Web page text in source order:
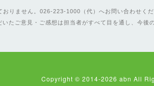
おりません。026-223-1000（代）へお問い合わせく
いたご意見・ご感想は担当者がすべて目を通し、今
Copyright © 2014-2026 abn All